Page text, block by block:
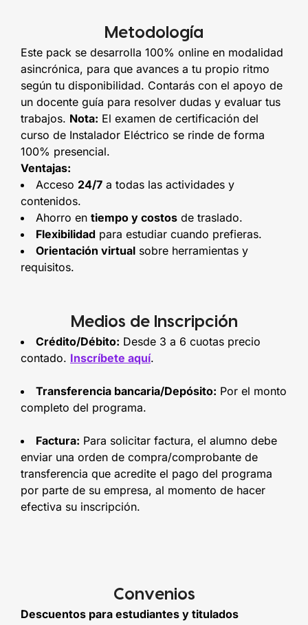
Metodología
Este pack se desarrolla 100% online en modalidad
asincrónica, para que avances a tu propio ritmo
según tu disponibilidad. Contarás con el apoyo de
un docente guía para resolver dudas y evaluar tus
trabajos. Nota: El examen de certificación del
curso de Instalador Eléctrico se rinde de forma
100% presencial.
Ventajas:
Acceso 24/7 a todas las actividades y
contenidos.
Ahorro en tiempo y costos de traslado.
Flexibilidad para estudiar cuando prefieras.
Orientación virtual sobre herramientas y
requisitos.
Medios de Inscripción
Crédito/Débito: Desde 3 a 6 cuotas precio
contado. Inscríbete aquí.
Transferencia bancaria/Depósito: Por el monto
completo del programa.
Factura: Para solicitar factura, el alumno debe
enviar una orden de compra/comprobante de
transferencia que acredite el pago del programa
por parte de su empresa, al momento de hacer
efectiva su inscripción.
Convenios
Descuentos para estudiantes y titulados